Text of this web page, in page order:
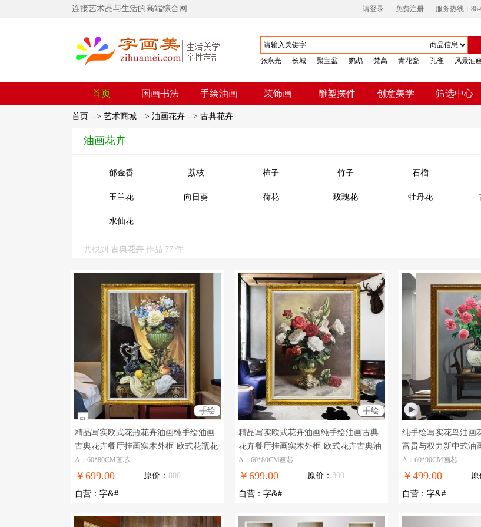
连接艺术品与生活的高端综合网 请登录 免费注册 服务热线：86-
张永光 长城 聚宝盆 鹦鹉 梵高 青花瓷 孔雀 风景油
首页 国画书法 手绘油画 装饰画 雕塑摆件 创意美学 筛选中心
首页 --> 艺术商城 --> 油画花卉 --> 古典花卉
油画花卉
郁金香 荔枝 柿子 竹子 石榴
玉兰花 向日葵 荷花 玫瑰花 牡丹花
水仙花
共找到 古典花卉 作品 77 件
手绘
精品写实欧式花瓶花卉油画纯手绘油画
古典花卉餐厅挂画实木外框 欧式花瓶花
卉古典油画
A：60*80CM画芯
￥699.00 原价： 800
自营 ： 字&#
手绘
精品写实欧式花卉油画纯手绘油画古典
花卉餐厅挂画实木外框 欧式花卉古典油
画
A：60*80CM画芯
￥699.00 原价： 800
自营 ： 字&#
纯手绘写实花鸟油画
富贵与权力新中式油
式装饰客厅办公室手
A：60*90CM画芯
￥499.00 原
自营 ： 字&#